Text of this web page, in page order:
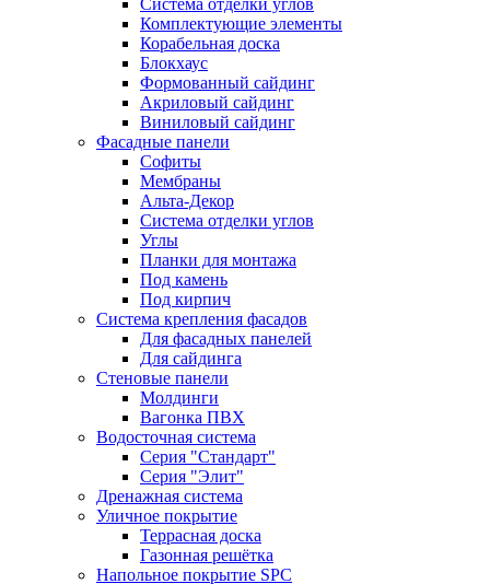
Система отделки углов
Комплектующие элементы
Корабельная доска
Блокхаус
Формованный сайдинг
Акриловый сайдинг
Виниловый сайдинг
Фасадные панели
Софиты
Мембраны
Альта-Декор
Система отделки углов
Углы
Планки для монтажа
Под камень
Под кирпич
Система крепления фасадов
Для фасадных панелей
Для сайдинга
Стеновые панели
Молдинги
Вагонка ПВХ
Водосточная система
Серия "Стандарт"
Серия "Элит"
Дренажная система
Уличное покрытие
Террасная доска
Газонная решётка
Напольное покрытие SPC